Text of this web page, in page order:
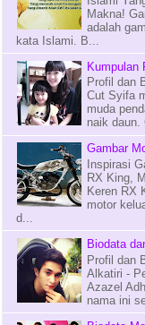
Makna!
adalah
kata Islami. B...
Kumpulan
Profil dan
Cut Syifa
muda
naik
Gambar
Inspirasi
RX King,
Keren RX
motor
d...
Biodata
Profil dan
Alkatiri -
Azazel
nama ini